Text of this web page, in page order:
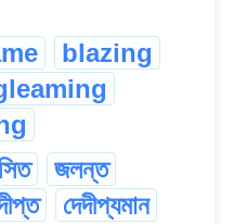
blazing
জলন্ত
দেদীপ্যমান